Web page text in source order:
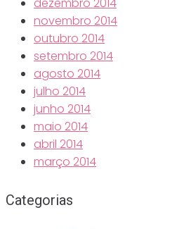
dezembro 2014
novembro 2014
outubro 2014
setembro 2014
agosto 2014
julho 2014
junho 2014
maio 2014
abril 2014
março 2014
Categorias